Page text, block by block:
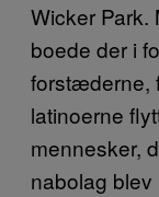
Wicker Park.
boede der i
forstæderne,
latinoerne
mennesker,
nabolag